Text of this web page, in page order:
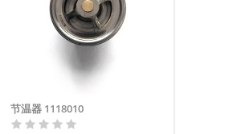
节温器 1118010